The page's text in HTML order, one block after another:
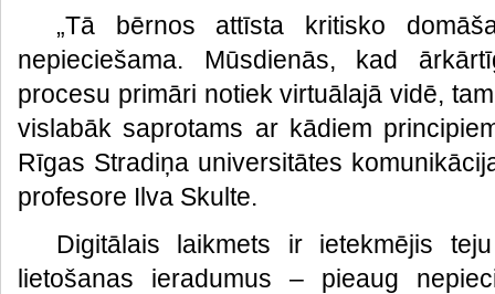
„Tā bērnos attīsta kritisko
nepieciešama. Mūsdienās, kad
procesu primāri notiek virtuālajā vidē,
vislabāk saprotams ar kādiem
Rīgas Stradiņa universitātes
profesore Ilva Skulte.
Digitālais laikmets ir ietekmējis
lietošanas ieradumus – pieaug